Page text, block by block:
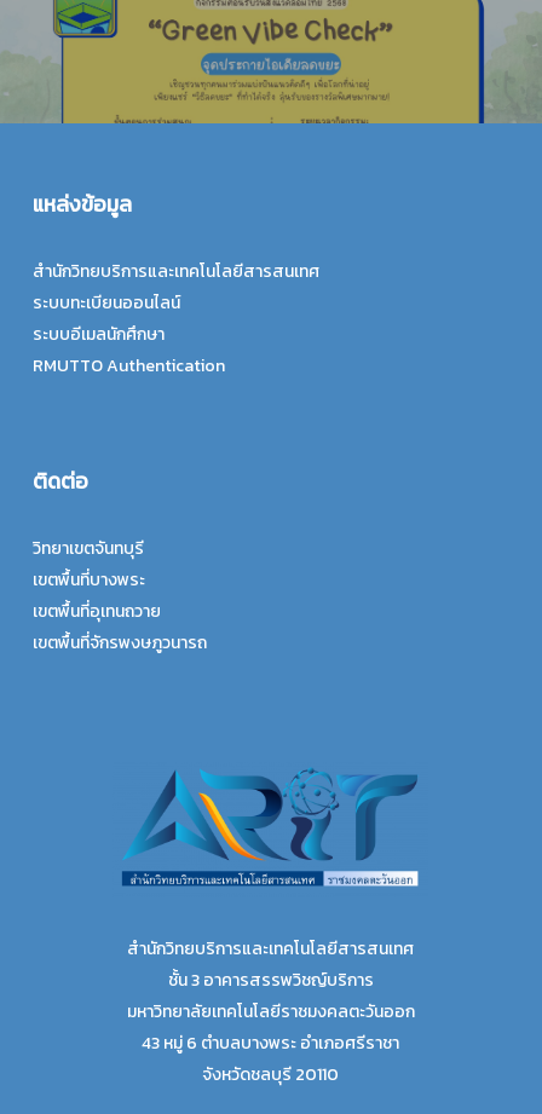
แหล่งข้อมูล
สำนักวิทยบริการและเทคโนโลยีสารสนเทศ
ระบบทะเบียนออนไลน์
ระบบอีเมลนักศึกษา
RMUTTO Authentication
ติดต่อ
วิทยาเขตจันทบุรี
เขตพื้นที่บางพระ
เขตพื้นที่อุเทนถวาย
เขตพื้นที่จักรพงษภูวนารถ
สำนักวิทยบริการและเทคโนโลยีสารสนเทศ
ชั้น 3 อาคารสรรพวิชญ์บริการ
มหาวิทยาลัยเทคโนโลยีราชมงคลตะวันออก
43 หมู่ 6 ตำบลบางพระ อำเภอศรีราชา
จังหวัดชลบุรี 20110